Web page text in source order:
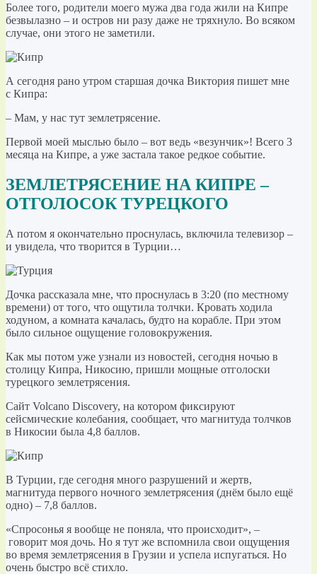
Более того, родители моего мужа два года жили на Кипре
безвылазно – и остров ни разу даже не тряхнуло. Во всяком
случае, они этого не заметили.
А сегодня рано утром старшая дочка Виктория пишет мне
с Кипра:
– Мам, у нас тут землетрясение.
Первой моей мыслью было – вот ведь «везунчик»! Всего 3
месяца на Кипре, а уже застала такое редкое событие.
ЗЕМЛЕТРЯСЕНИЕ НА КИПРЕ –
ОТГОЛОСОК ТУРЕЦКОГО
А потом я окончательно проснулась, включила телевизор –
и увидела, что творится в Турции…
Дочка рассказала мне, что проснулась в 3:20 (по местному
времени) от того, что ощутила толчки. Кровать ходила
ходуном, а комната качалась, будто на корабле. При этом
было сильное ощущение головокружения.
Как мы потом уже узнали из новостей, сегодня ночью в
столицу Кипра, Никосию, пришли мощные отголоски
турецкого землетрясения.
Сайт Volcano Discovery, на котором фиксируют
сейсмические колебания, сообщает, что магнитуда толчков
в Никосии была 4,8 баллов.
В Турции, где сегодня много разрушений и жертв,
магнитуда первого ночного землетрясения (днём было ещё
одно) – 7,8 баллов.
«Спросонья я вообще не поняла, что происходит», –
говорит моя дочь. Но я тут же вспомнила свои ощущения
во время землетрясения в Грузии и успела испугаться. Но
очень быстро всё стихло.